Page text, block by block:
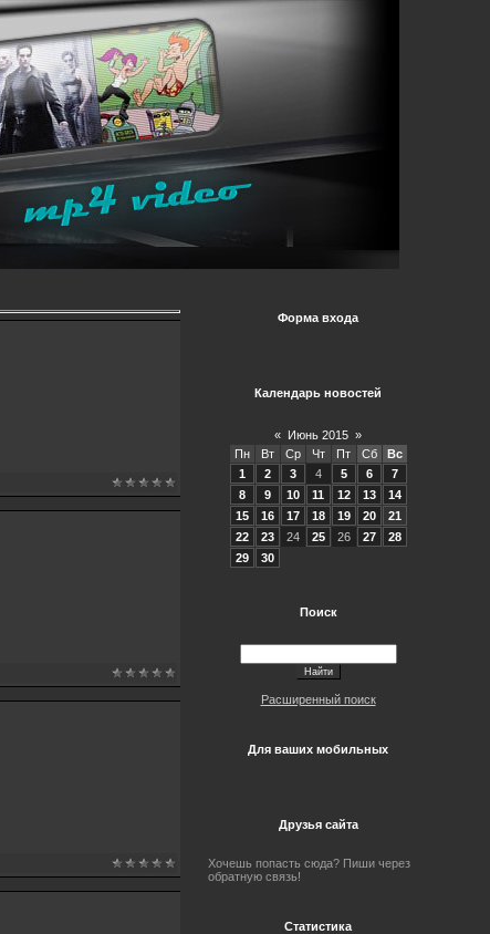
Форма входа
Календарь новостей
« Июнь 2015 »
Пн
Вт Ср Чт Пт Сб
Вс
1
2 3 4 5 6
7
8
9 10 11 12 13
14
15
16 17 18 19 20
21
22
23 24 25 26 27
28
29
30
Поиск
Расширенный поиск
Для ваших мобильных
Друзья сайта
Хочешь попасть сюда? Пиши через
обратную связь!
Статистика